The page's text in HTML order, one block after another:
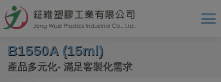
B1550A (15ml)
產品多元化- 滿足客製化需求
Cookie管理面板